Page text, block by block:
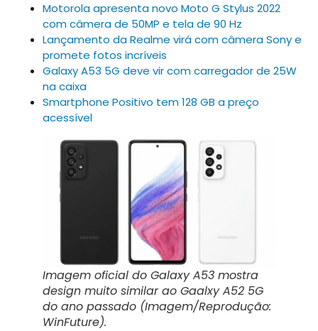
Motorola apresenta novo Moto G Stylus 2022
com câmera de 50MP e tela de 90 Hz
Lançamento da Realme virá com câmera Sony e
promete fotos incríveis
Galaxy A53 5G deve vir com carregador de 25W
na caixa
Smartphone Positivo tem 128 GB a preço
acessível
Imagem oficial do Galaxy A53 mostra
design muito similar ao Gaalxy A52 5G
do ano passado (Imagem/Reprodução:
WinFuture).